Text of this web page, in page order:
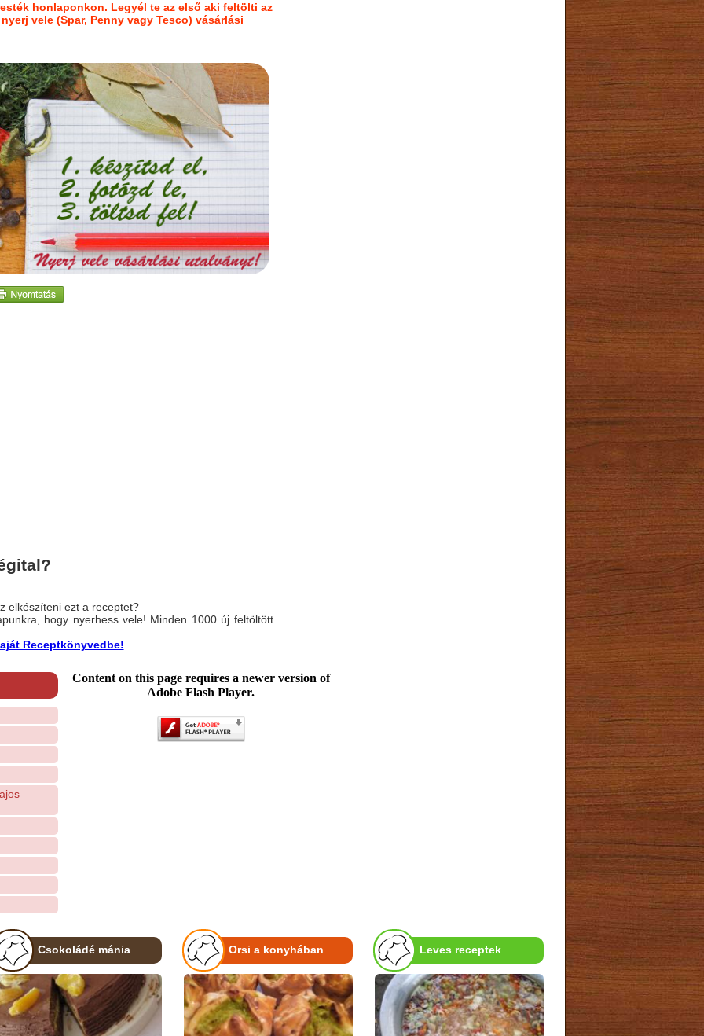
honlaponkon. Legyél te az első aki feltölti az
vele (Spar, Penny vagy Tesco) vásárlási
elkészíteni ezt a receptet?
hogy nyerhess vele! Minden 1000 új feltöltött
Receptkönyvedbe!
Content on this page requires a newer version of
Adobe Flash Player.
Csokoládé mánia Orsi a konyhában Leves receptek